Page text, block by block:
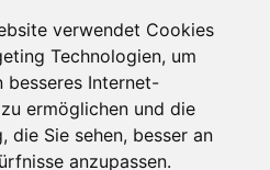
verwendet Cookies
Technologien, um
besseres Internet-
ermöglichen und die
die Sie sehen, besser an
anzupassen.